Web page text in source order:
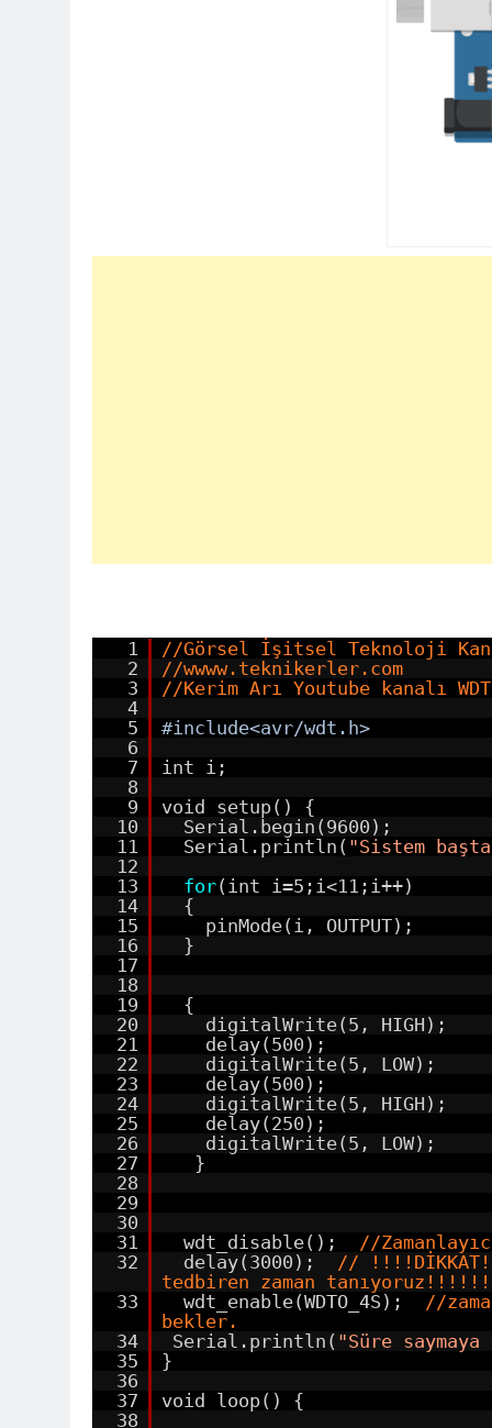
1
//Görsel İşitsel Teknoloji
2
//wwww.teknikerler.com
3
//Kerim Arı Youtube kanalı
4
5
#include<avr/wdt.h>
6
7
int i;
8
9
void setup() {
10
Serial.begin(9600);
11
Serial.println( "Sistem
12
13
for(int i=5;i<11;i++)
14
{
15
pinMode(i, OUTPUT);
16
}
17
18
19
{
20
digitalWrite(5, HIGH);
21
delay(500);
22
digitalWrite(5, LOW);
23
delay(500);
24
digitalWrite(5, HIGH);
25
delay(250);
26
digitalWrite(5, LOW);
27
}
28
29
30
31
wdt_disable();
//
32
delay(3000);
//
tedbiren zaman tanıyoruz!!!!!!
33
wdt_enable(WDTO_4S);
//
bekler.
34
Serial.println( "Süre
35
}
36
37
void loop() {
38